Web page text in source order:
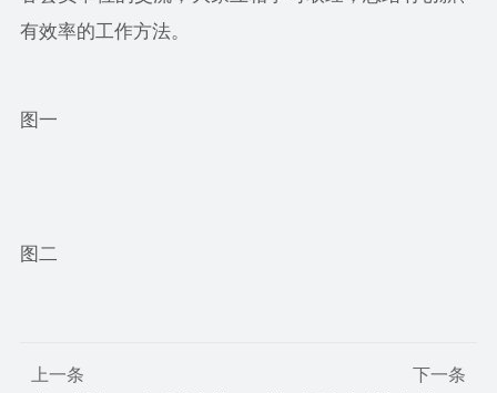
有效率的工作方法。
图一
图二
上一条
下一条